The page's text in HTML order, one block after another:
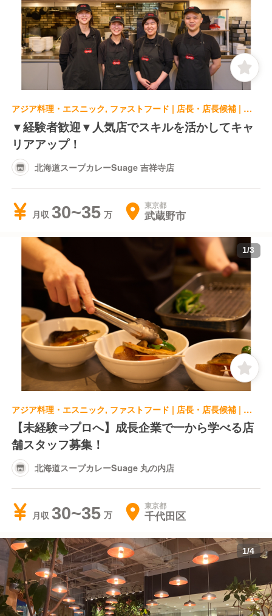
アジア料理・エスニック, ファストフード | 店長・店長候補 | 北海道スープカレーSuage 吉祥寺店
▼経験者歓迎▼人気店でスキルを活かしてキャ
リアアップ！
北海道スープカレーSuage 吉祥寺店
月収 30~35 東京都
武蔵野市
1/3
アジア料理・エスニック, ファストフード | 店長・店長候補 | 北海道スープカレーSuage 丸の内店
【未経験⇒プロへ】成長企業で一から学べる店
舗スタッフ募集！
北海道スープカレーSuage 丸の内店
月収 30~35 東京都
千代田区
1/4